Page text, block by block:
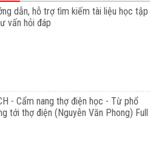
dẫn, hỗ trợ tìm kiếm tài liệu học tập
vấn hỏi đáp
- Cẩm nang thợ điện học - Từ phổ
tới thợ điện (Nguyễn Văn Phong) Full